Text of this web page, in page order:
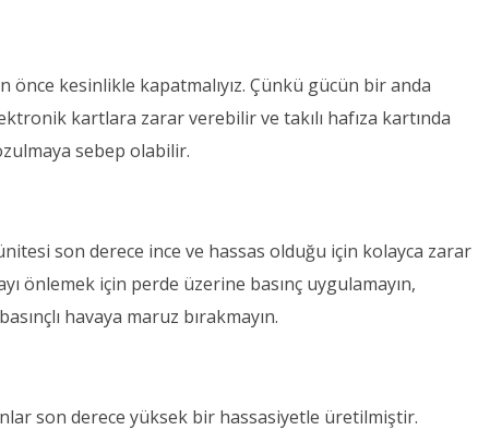
önce kesinlikle kapatmalıyız. Çünkü gücün bir anda
kartlara zarar verebilir ve takılı hafıza kartında
sebep olabilir.
son derece ince ve hassas olduğu için kolayca zarar
önlemek için perde üzerine basınç uygulamayın,
havaya maruz bırakmayın.
son derece yüksek bir hassasiyetle üretilmiştir.